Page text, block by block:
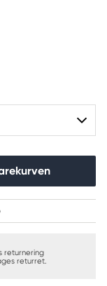
returnering
returret.